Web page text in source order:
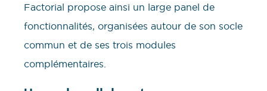
Factorial propose ainsi un large panel de
fonctionnalités, organisées autour de son socle
commun et de ses trois modules
complémentaires.